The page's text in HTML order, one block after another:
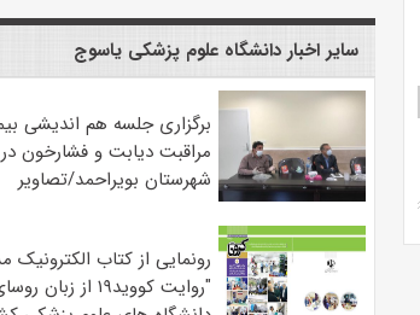
سایر اخبار دانشگاه علوم پزشکی یاسوج
برگزاری جلسه هم اندیشی
مراقبت دیابت و فشارخون در
شهرستان بویراحمد/تصاویر
رونمایی از کتاب الکترونیک
"روایت کووید۱۹ از زبان